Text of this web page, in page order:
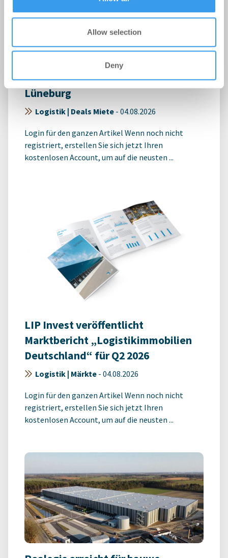
Allow selection
Deny
Logivest vermittelt Immobilie in
Lüneburg
Logistik | Deals Miete - 04.08.2026
Login für den ganzen Artikel Wenn noch nicht
registriert, erstellen Sie sich jetzt Ihren
kostenlosen Account, um auf die neusten ...
LIP Invest veröffentlicht
Marktbericht „Logistikimmobilien
Deutschland“ für Q2 2026
Logistik | Märkte - 04.08.2026
Login für den ganzen Artikel Wenn noch nicht
registriert, erstellen Sie sich jetzt Ihren
kostenlosen Account, um auf die neusten ...